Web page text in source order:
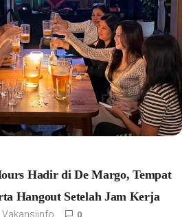
Hadir di De Margo, Tempat
Hangout Setelah Jam Kerja
Vakansiinfo 0